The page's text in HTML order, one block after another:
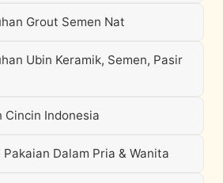
Grout Semen Nat
Ubin Keramik, Semen, Pasir
Cincin Indonesia
Dalam Pria & Wanita